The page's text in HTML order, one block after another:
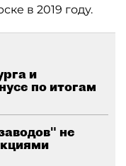
в 2019 году.
и
по итогам
не